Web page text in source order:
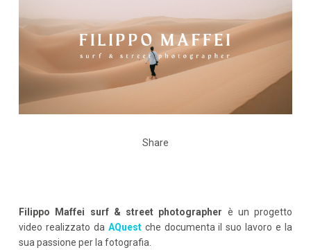
Share
Filippo Maffei surf & street photographer è un progetto
video realizzato da AQuestche documenta il suo lavoro e la
sua passione per la fotografia.